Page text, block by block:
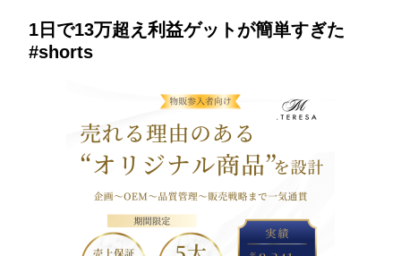
1日で13万超え利益ゲットが簡単すぎた
#shorts